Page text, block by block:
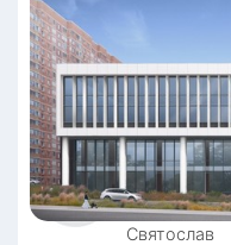
Святослав